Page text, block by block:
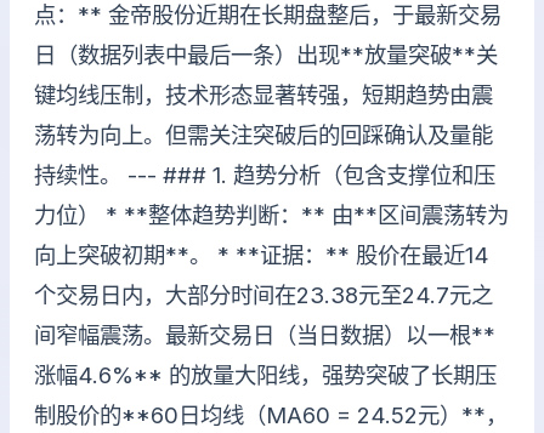
点：** 金帝股份近期在长期盘整后，于最新交易
日（数据列表中最后一条）出现**放量突破**关
键均线压制，技术形态显著转强，短期趋势由震
荡转为向上。但需关注突破后的回踩确认及量能
持续性。 --- ### 1. 趋势分析（包含支撑位和压
力位） * **整体趋势判断：** 由**区间震荡转为
向上突破初期**。 * **证据：** 股价在最近14
个交易日内，大部分时间在23.38元至24.7元之
间窄幅震荡。最新交易日（当日数据）以一根**
涨幅4.6%** 的放量大阳线，强势突破了长期压
制股价的**60日均线（MA60 = 24.52元）**，